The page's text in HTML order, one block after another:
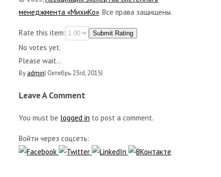
менеджмента «МихиКо». Все права защищены.
Rate this item: Submit Rating
No votes yet.
Please wait...
By admin| Октябрь 23rd, 2015|
Leave A Comment
You must be logged in to post a comment.
Войти через соцсеть: